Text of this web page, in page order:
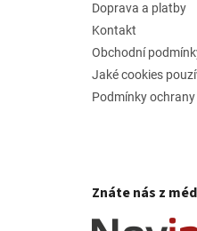
Doprava a platby
Kontakt
Obchodní
Jaké cookies
Podmínky
Znáte nás z